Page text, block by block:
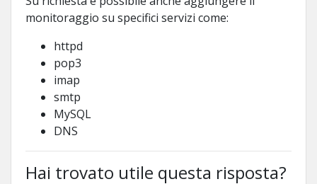
monitoraggio su specifici servizi come:
httpd
pop3
imap
smtp
MySQL
DNS
Hai trovato utile questa risposta?